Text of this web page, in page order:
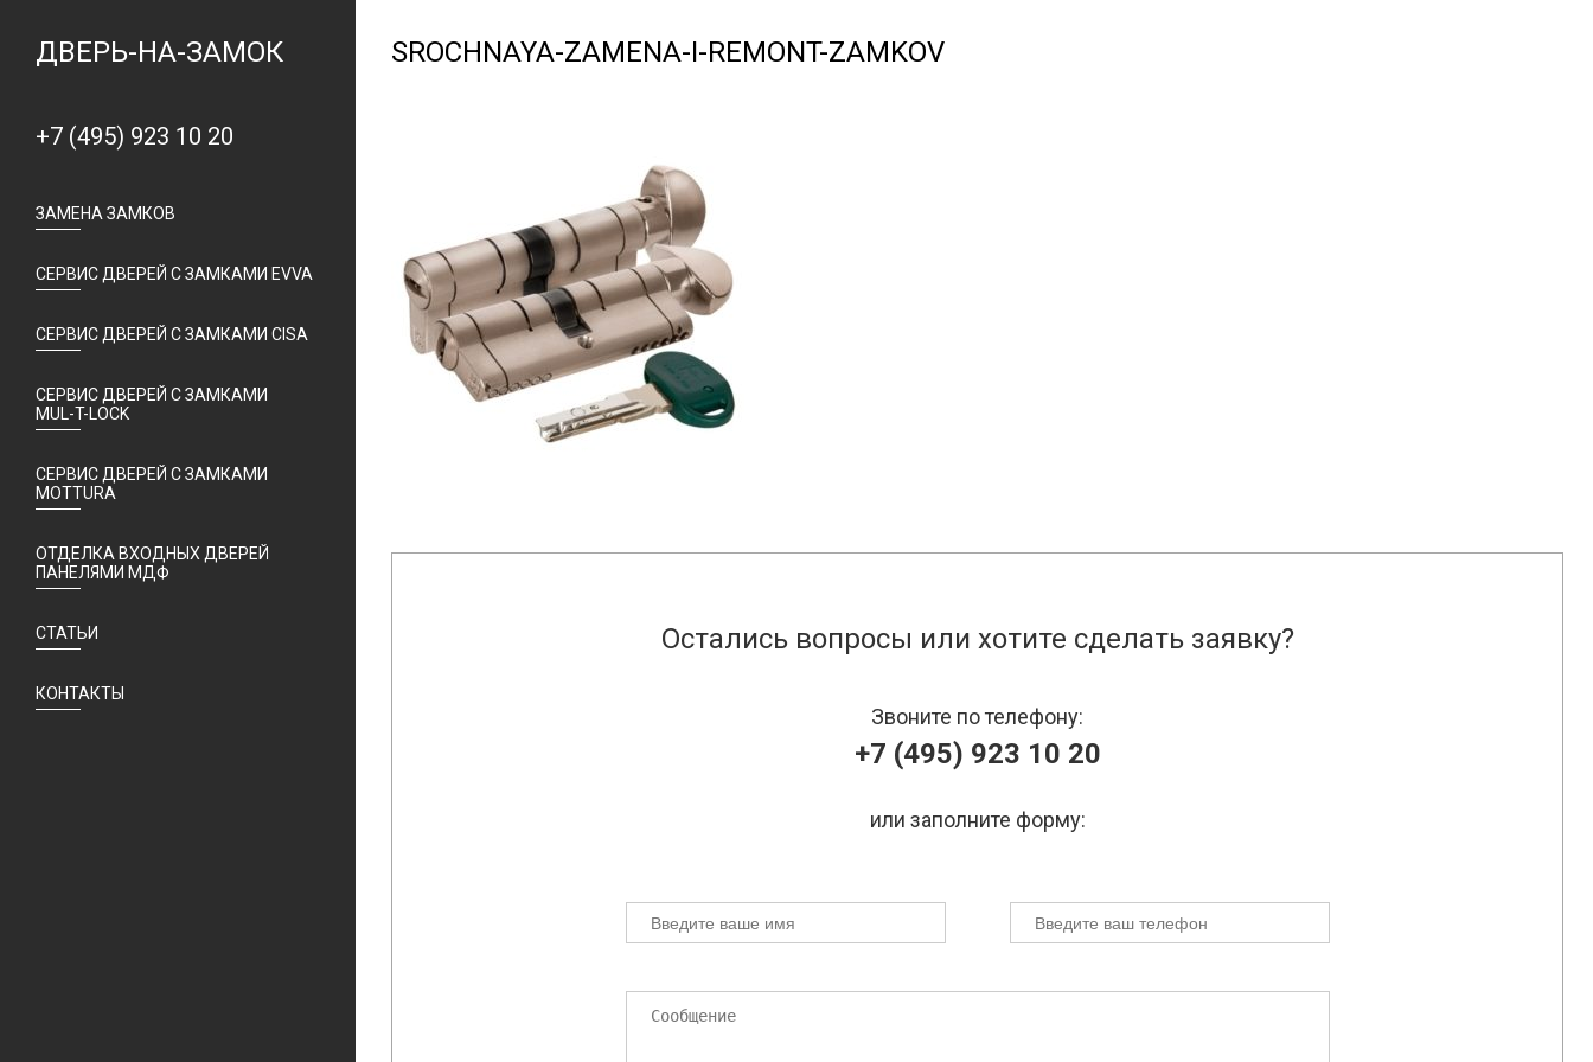
ДВЕРЬ-НА-ЗАМОК
+7 (495) 923 10 20
ЗАМЕНА ЗАМКОВ
СЕРВИС ДВЕРЕЙ С ЗАМКАМИ EVVA
СЕРВИС ДВЕРЕЙ С ЗАМКАМИ CISA
СЕРВИС ДВЕРЕЙ С ЗАМКАМИ
MUL-T-LOCK
СЕРВИС ДВЕРЕЙ С ЗАМКАМИ
MOTTURA
ОТДЕЛКА ВХОДНЫХ ДВЕРЕЙ
ПАНЕЛЯМИ МДФ
СТАТЬИ
КОНТАКТЫ
SROCHNAYA-ZAMENA-I-REMONT-ZAMKOV
Остались вопросы или хотите сделать заявку?
Звоните по телефону:
+7 (495) 923 10 20
или заполните форму: